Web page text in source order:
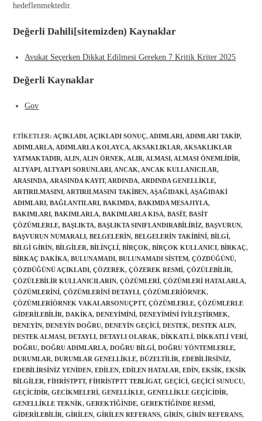
hedeflenmektedir.
Değerli Dahili[sitemizden) Kaynaklar
Avukat Seçerken Dikkat Edilmesi Gereken 7 Kritik Kriter 2025
Değerli Kaynaklar
Gov
ETIKETLER: AÇIKLADI, AÇIKLADI SONUÇ, ADIMLARI, ADIMLARI TAKIP,
ADIMLARLA, ADIMLARLA KOLAYCA, AKSAKLIKLAR, AKSAKLIKLAR
YATMAKTADIR, ALIN, ALIN ÖRNEK, ALIR, ALMASI, ALMASI ÖNEMLIDIR,
ALTYAPI, ALTYAPI SORUNLARI, ANCAK, ANCAK KULLANICILAR,
ARASINDA, ARASINDA KAYIT, ARDINDA, ARDINDA GENELLIKLE,
ARTIRILMASINI, ARTIRILMASINI TAKIBEN, AŞAĞIDAKI, AŞAĞIDAKI
ADIMLARI, BAĞLANTILARI, BAKIMDA, BAKIMDA MESAJIYLA,
BAKIMLARI, BAKIMLARLA, BAKIMLARLA KISA, BASIT, BASIT
ÇÖZÜMLERLE, BAŞLIKTA, BAŞLIKTA SINIFLANDIRABILIRIZ, BAŞVURUN,
BAŞVURUN NUMARALI, BELGELERIN, BELGELERIN TAKIBINI, BILGI,
BILGI GIRIN, BILGILER, BILINÇLI, BIRÇOK, BIRÇOK KULLANICI, BIRKAÇ,
BIRKAÇ DAKIKA, BULUNAMADI, BULUNAMADI SISTEM, ÇÖZDÜĞÜNÜ,
ÇÖZDÜĞÜNÜ AÇIKLADI, ÇÖZEREK, ÇÖZEREK RESMI, ÇÖZÜLEBILIR,
ÇÖZÜLEBILIR KULLANICILARIN, ÇÖZÜMLERI, ÇÖZÜMLERI HATALARLA,
ÇÖZÜMLERINI, ÇÖZÜMLERINI DETAYLI, ÇÖZÜMLERIÖRNEK,
ÇÖZÜMLERIÖRNEK VAKALARSONUÇPTT, ÇÖZÜMLERLE, ÇÖZÜMLERLE
GIDERILEBILIR, DAKIKA, DENEYIMINI, DENEYIMINI IYILEŞTIRMEK,
DENEYIN, DENEYIN DOĞRU, DENEYIN GEÇICI, DESTEK, DESTEK ALIN,
DESTEK ALMASI, DETAYLI, DETAYLI OLARAK, DIKKATLI, DIKKATLI VERI,
DOĞRU, DOĞRU ADIMLARLA, DOĞRU BILGI, DOĞRU YÖNTEMLERLE,
DURUMLAR, DURUMLAR GENELLIKLE, DÜZELTILIR, EDEBILIRSINIZ,
EDEBILIRSINIZ YENIDEN, EDILEN, EDILEN HATALAR, EDIN, EKSIK, EKSIK
BILGILER, FIHRISTPTT, FIHRISTPTT TEBLIGAT, GEÇICI, GEÇICI SUNUCU,
GEÇICIDIR, GECIKMELERI, GENELLIKLE, GENELLIKLE GEÇICIDIR,
GENELLIKLE TEKNIK, GEREKTIĞINDE, GEREKTIĞINDE RESMI,
GIDERILEBILIR, GIRILEN, GIRILEN REFERANS, GIRIN, GIRIN REFERANS,
Gönder